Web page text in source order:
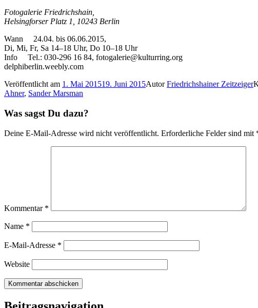
Fotogalerie Friedrichshain,
Helsingforser Platz 1, 10243 Berlin
Wann 24.04. bis 06.06.2015,
Di, Mi, Fr, Sa 14–18 Uhr, Do 10–18 Uhr
Info Tel.: 030-296 16 84, fotogalerie@kulturring.org
delphiberlin.weebly.com
Veröffentlicht am 1. Mai 201519. Juni 2015AutorFriedrichshainer Zeitzeiger
Ahner, Sander Marsman
Was sagst Du dazu?
Deine E-Mail-Adresse wird nicht veröffentlicht. Erforderliche Felder sind mit
Kommentar *
Name *
E-Mail-Adresse *
Website